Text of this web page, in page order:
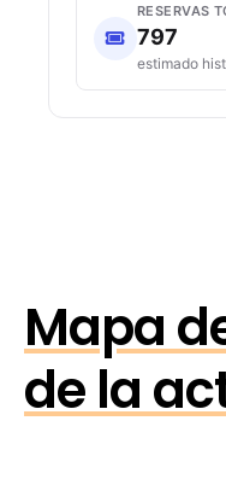
RESERVAS
797
estimado
Mapa
de la